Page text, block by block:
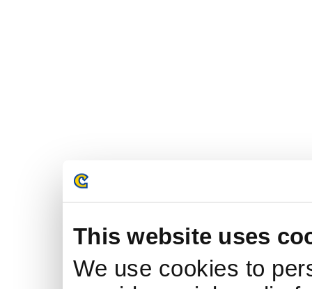
This website uses
We use cookies to